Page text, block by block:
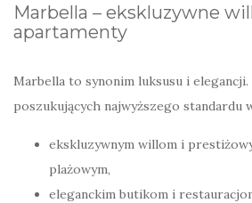
Marbella – ekskluzywne
apartamenty
Marbella to synonim luksusu i
poszukujących najwyższego standardu
ekskluzywnym willom i
plażowym,
eleganckim butikom i